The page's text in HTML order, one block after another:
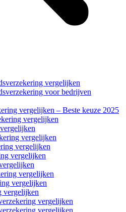
vergelijken
voor bedrijven
vergelijken – Beste keuze 2025
vergelijken
vergelijken
vergelijken
vergelijken
vergelijken
vergelijken
vergelijken
vergelijken
vergelijken